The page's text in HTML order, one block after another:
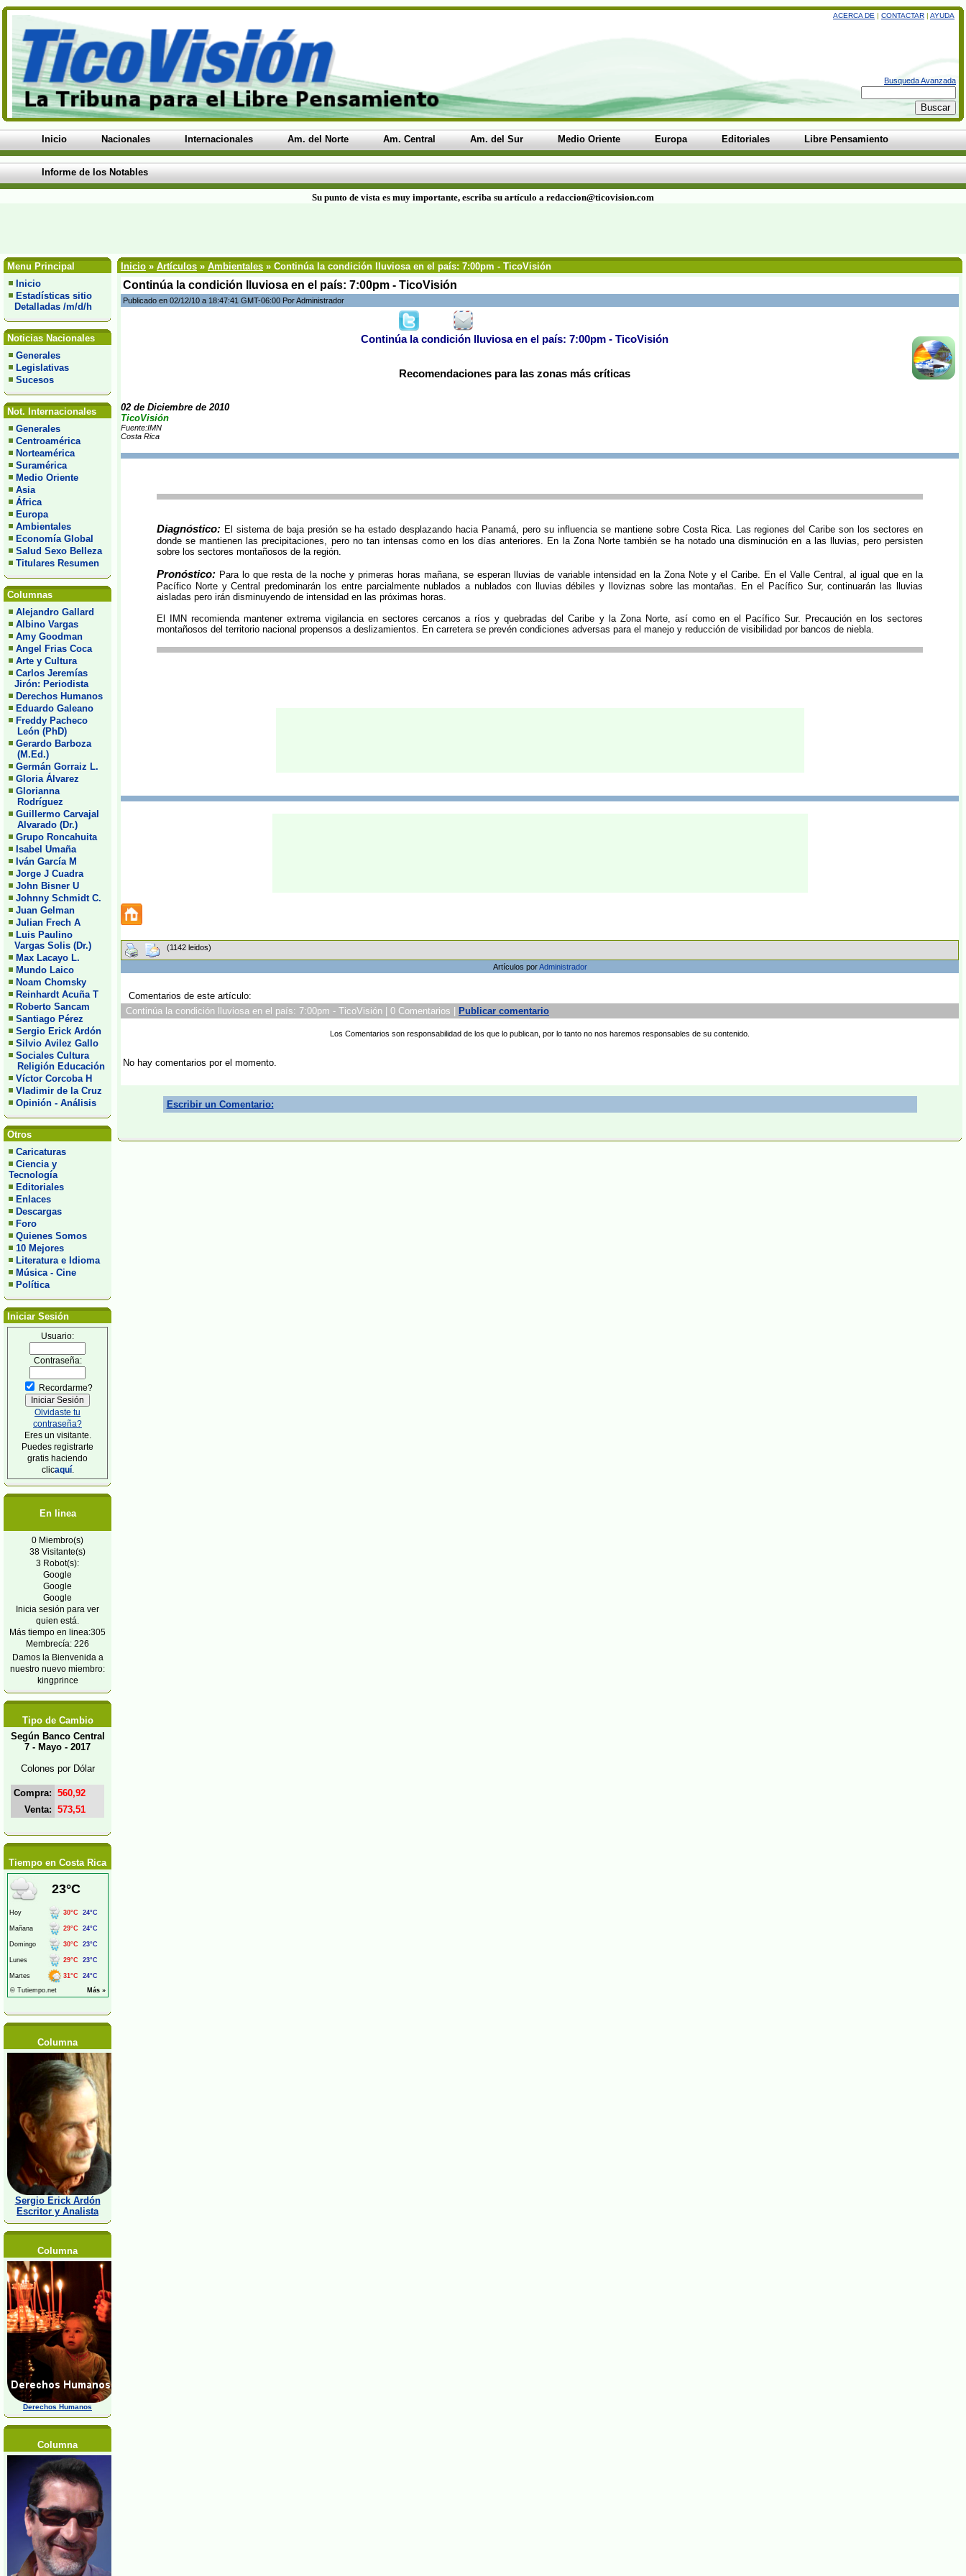
ACERCA DE | CONTACTAR | AYUDA
Busqueda Avanzada
Inicio Nacionales Internacionales Am. del Norte Am. Central Am. del Sur Medio Oriente Europa Editoriales Libre Pensamiento
Informe de los Notables
Su punto de vista es muy importante, escriba su artículo a redaccion@ticovision.com
Menu Principal
Inicio
Estadísticas sitio
Detalladas /m/d/h
Noticias Nacionales
Generales
Legislativas
Sucesos
Not. Internacionales
Generales
Centroamérica
Norteamérica
Suramérica
Medio Oriente
Asia
África
Europa
Ambientales
Economía Global
Salud Sexo Belleza
Titulares Resumen
Columnas
Alejandro Gallard
Albino Vargas
Amy Goodman
Angel Frias Coca
Arte y Cultura
Carlos Jeremías
Jirón: Periodista
Derechos Humanos
Eduardo Galeano
Freddy Pacheco
León (PhD)
Gerardo Barboza
(M.Ed.)
Germán Gorraiz L.
Gloria Álvarez
Glorianna
Rodríguez
Guillermo Carvajal
Alvarado (Dr.)
Grupo Roncahuita
Isabel Umaña
Iván García M
Jorge J Cuadra
John Bisner U
Johnny Schmidt C.
Juan Gelman
Julian Frech A
Luis Paulino
Vargas Solis (Dr.)
Max Lacayo L.
Mundo Laico
Noam Chomsky
Reinhardt Acuña T
Roberto Sancam
Santiago Pérez
Sergio Erick Ardón
Silvio Avilez Gallo
Sociales Cultura
Religión Educación
Víctor Corcoba H
Vladimir de la Cruz
Opinión - Análisis
Otros
Caricaturas
Ciencia y
Tecnología
Editoriales
Enlaces
Descargas
Foro
Quienes Somos
10 Mejores
Literatura e Idioma
Música - Cine
Política
Iniciar Sesión
Usuario:
Contraseña:
Recordarme?
Olvidaste tu
contraseña?
Eres un visitante.
Puedes registrarte
gratis haciendo
clicaquí.
En linea
0 Miembro(s)
38 Visitante(s)
3 Robot(s):
Google
Google
Google
Inicia sesión para ver
quien está.
Más tiempo en linea:305
Membrecía: 226
Damos la Bienvenida a
nuestro nuevo miembro:
kingprince
Tipo de Cambio
Según Banco Central
7 - Mayo - 2017
Colones por Dólar
Compra: 560,92
Venta: 573,51
Tiempo en Costa Rica
Columna
Sergio Erick Ardón
Escritor y Analista
Columna
Derechos Humanos
Columna
Inicio » Artículos » Ambientales » Continúa la condición lluviosa en el país: 7:00pm - TicoVisión
Continúa la condición lluviosa en el país: 7:00pm - TicoVisión
Publicado en 02/12/10 a 18:47:41 GMT-06:00 Por Administrador
Continúa la condición lluviosa en el país: 7:00pm - TicoVisión
Recomendaciones para las zonas más críticas
02 de Diciembre de 2010
TicoVisión
Fuente:IMN
Costa Rica
Diagnóstico: El sistema de baja presión se ha estado desplazando hacia Panamá, pero su influencia se mantiene sobre Costa Rica. Las regiones del Caribe son los sectores en
donde se mantienen las precipitaciones, pero no tan intensas como en los días anteriores. En la Zona Norte también se ha notado una disminución en a las lluvias, pero persisten
sobre los sectores montañosos de la región.
Pronóstico: Para lo que resta de la noche y primeras horas mañana, se esperan lluvias de variable intensidad en la Zona Note y el Caribe. En el Valle Central, al igual que en la
Pacífico Norte y Central predominarán los entre parcialmente nublados a nublados con lluvias débiles y lloviznas sobre las montañas. En el Pacífico Sur, continuarán las lluvias
aisladas pero irán disminuyendo de intensidad en las próximas horas.
El IMN recomienda mantener extrema vigilancia en sectores cercanos a ríos y quebradas del Caribe y la Zona Norte, así como en el Pacífico Sur. Precaución en los sectores
montañosos del territorio nacional propensos a deslizamientos. En carretera se prevén condiciones adversas para el manejo y reducción de visibilidad por bancos de niebla.
(1142 leidos)
Artículos porAdministrador
Comentarios de este artículo:
Continúa la condición lluviosa en el país: 7:00pm - TicoVisión | 0 Comentarios |
Publicar comentario
Los Comentarios son responsabilidad de los que lo publican, por lo tanto no nos haremos responsables de su contenido.
No hay comentarios por el momento.
Escribir un Comentario: